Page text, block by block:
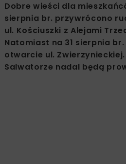
Dobre wieści dla
sierpnia br. przywrócono
ul. Kościuszki z Alejami
Natomiast na 31 sierpnia
otwarcie ul.
Salwatorze nadal będą